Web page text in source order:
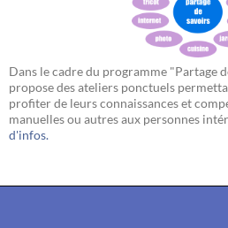
Dans le cadre du programme "Partage
propose des ateliers ponctuels
profiter de leurs connaissances et
manuelles ou autres aux personnes
d'infos.